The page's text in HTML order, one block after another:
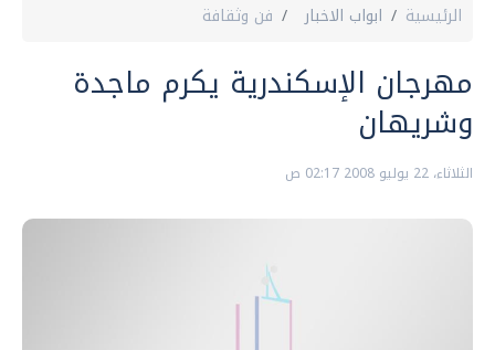
الرئيسية ابواب الاخبار فن وثقافة
مهرجان الإسكندرية يكرم ماجدة
وشريهان
الثلاثاء، 22 يوليو 2008 02:17 ص